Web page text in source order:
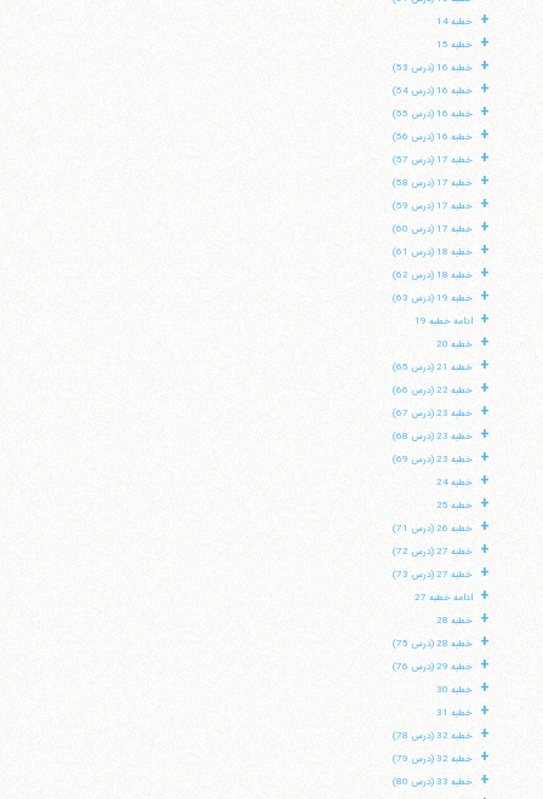
+ خطبه 14
+ خطبه 15
+ خطبه 16 (درس 53)
+ خطبه 16 (درس 54)
+ خطبه 16 (درس 55)
+ خطبه 16 (درس 56)
+ خطبه 17 (درس 57)
+ خطبه 17 (درس 58)
+ خطبه 17 (درس 59)
+ خطبه 17 (درس 60)
+ خطبه 18 (درس 61)
+ خطبه 18 (درس 62)
+ خطبه 19 (درس 63)
+ ادامه خطبه 19
+ خطبه 20
+ خطبه 21 (درس 65)
+ خطبه 22 (درس 66)
+ خطبه 23 (درس 67)
+ خطبه 23 (درس 68)
+ خطبه 23 (درس 69)
+ خطبه 24
+ خطبه 25
+ خطبه 26 (درس 71)
+ خطبه 27 (درس 72)
+ خطبه 27 (درس 73)
+ ادامه خطبه 27
+ خطبه 28
+ خطبه 28 (درس 75)
+ خطبه 29 (درس 76)
+ خطبه 30
+ خطبه 31
+ خطبه 32 (درس 78)
+ خطبه 32 (درس 79)
+ خطبه 33 (درس 80)